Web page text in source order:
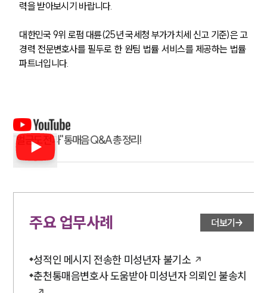
법률 블로그
뉴스레터/브로슈어
세미나
력을 받아보시기 바랍니다.
대한민국 9위 로펌 대륜(25년 국세청 부가가치세 신고 기준)은 고
경력 전문변호사를 필두로 한 원팀 법률 서비스를 제공하는 법률
파트너입니다.
"벌금도 전과" 통매음 Q&A 총 정리!
주요 업무사례 더보기
성적인 메시지 전송한 미성년자 불기소
춘천통매음변호사 도움받아 미성년자 의뢰인 불송치